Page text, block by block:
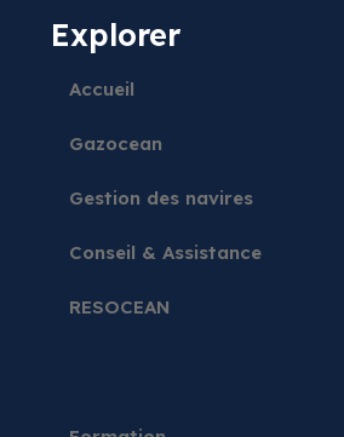
Explorer
Accueil
Gazocean
Gestion des navires
Conseil & Assistance
RESOCEAN